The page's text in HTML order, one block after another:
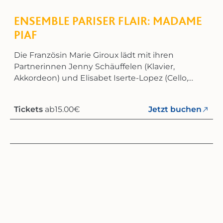
ENSEMBLE PARISER FLAIR: MADAME
PIAF
Die Französin Marie Giroux lädt mit ihren
Partnerinnen Jenny Schäuffelen (Klavier,
Akkordeon) und Elisabet Iserte-Lopez (Cello,
Edith Piaf ein. Sie singen, spielen und erzählen in
Chansonsängerinnen. Dabei zeichnen sie
Tickets ab15.00€ Jetzt buchen